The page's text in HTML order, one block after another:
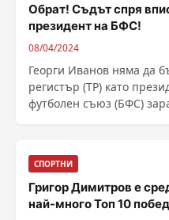
Обрат! Съдът спря
президент на БФС!
08/04/2024
Георги Иванов няма да
регистър (ТР) като
футболен съюз (БФС)
СПОРТНИ
Григор Димитров е
най-много Топ 10